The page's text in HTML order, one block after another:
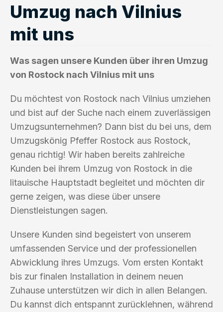
Umzug nach Vilnius
mit uns
Was sagen unsere Kunden über ihren Umzug
von Rostock nach Vilnius mit uns
Du möchtest von Rostock nach Vilnius umziehen
und bist auf der Suche nach einem zuverlässigen
Umzugsunternehmen? Dann bist du bei uns, dem
Umzugskönig Pfeffer Rostock aus Rostock,
genau richtig! Wir haben bereits zahlreiche
Kunden bei ihrem Umzug von Rostock in die
litauische Hauptstadt begleitet und möchten dir
gerne zeigen, was diese über unsere
Dienstleistungen sagen.
Unsere Kunden sind begeistert von unserem
umfassenden Service und der professionellen
Abwicklung ihres Umzugs. Vom ersten Kontakt
bis zur finalen Installation in deinem neuen
Zuhause unterstützen wir dich in allen Belangen.
Du kannst dich entspannt zurücklehnen, während